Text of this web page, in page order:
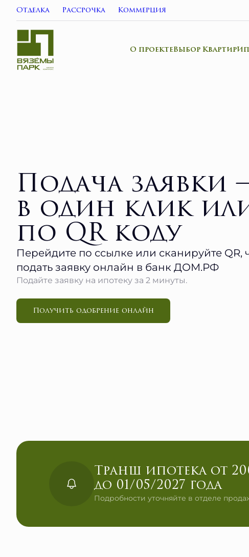
Отделка Рассрочка Коммерция
О проектеВыбор Квартир
Подача заявки
в один клик
по QR коду
Перейдите по ссылке или сканируйте QR,
подать заявку онлайн в банк ДОМ.РФ
Подайте заявку на ипотеку за 2 минуты.
Получить одобрение онлайн
Транш ипотека от
до 01/05/2027 года
Подробности уточняйте в отделе